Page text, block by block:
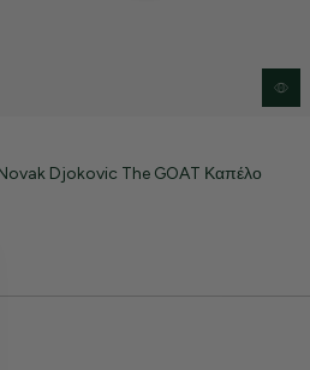
Djokovic The GOAT Καπέλο